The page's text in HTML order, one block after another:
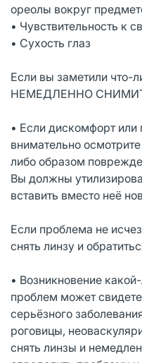
ореолы вокруг
• Чувствительность к
• Сухость глаз
Если вы заметили что-
НЕМЕДЛЕННО
• Если дискомфорт или
внимательно
либо образом
Вы должны
вставить вместо неё
Если проблема не
снять линзу и
• Возникновение
проблем может
серьёзного
роговицы,
снять линзы и